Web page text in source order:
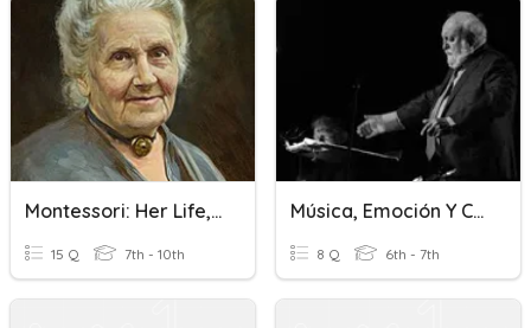
Montessori: Her Life, Work, And Impact
15 Q 7th - 10th
Música, Emoción Y Creatividad
8 Q 6th - 7th